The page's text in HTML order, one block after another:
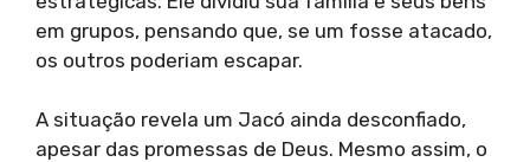
em grupos, pensando que, se um fosse atacado,
os outros poderiam escapar.
A situação revela um Jacó ainda desconfiado,
apesar das promessas de Deus. Mesmo assim, o